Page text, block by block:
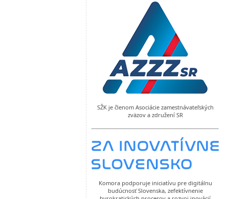
SŽK je členom Asociácie zamestnávateľských
zväzov a združení SR
Komora podporuje iniciatívu pre digitálnu
budúcnosť Slovenska, zefektívnenie